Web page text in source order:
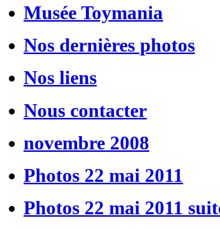
Musée Toymania
Nos dernières photos
Nos liens
Nous contacter
novembre 2008
Photos 22 mai 2011
Photos 22 mai 2011